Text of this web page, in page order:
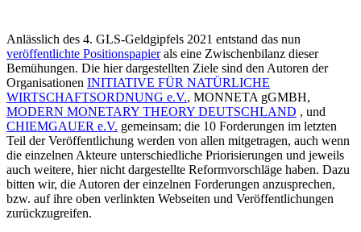
Anlässlich des 4. GLS-Geldgipfels 2021 entstand das nun
veröffentlichte Positionspapierals eine Zwischenbilanz dieser
Bemühungen. Die hier dargestellten Ziele sind den Autoren der
Organisationen INITIATIVE FÜR NATÜRLICHE
WIRTSCHAFTSORDNUNG e.V., MONNETA gGMBH,
MODERN MONETARY THEORY DEUTSCHLAND , und
CHIEMGAUER e.V. gemeinsam; die 10 Forderungen im letzten
Teil der Veröffentlichung werden von allen mitgetragen, auch wenn
die einzelnen Akteure unterschiedliche Priorisierungen und jeweils
auch weitere, hier nicht dargestellte Reformvorschläge haben. Dazu
bitten wir, die Autoren der einzelnen Forderungen anzusprechen,
bzw. auf ihre oben verlinkten Webseiten und Veröffentlichungen
zurückzugreifen.